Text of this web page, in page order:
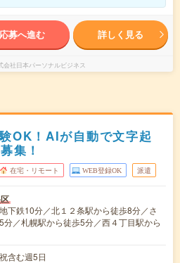
応募へ進む 詳しく見る
会社日本パーソナルビジネス
OK！AIが自動で文字起
集！
在宅・リモート WEB登録OK 派遣
下鉄10分／北１２条駅から徒歩8分／さ
分／札幌駅から徒歩5分／西４丁目駅から
含む週5日